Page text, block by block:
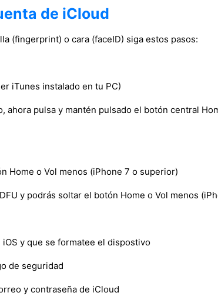
de iCloud
(fingerprint) o cara (faceID) siga estos pasos:
iTunes instalado en tu PC)
pulsa y mantén pulsado el botón central
Home o Vol menos (iPhone 7 o superior)
y podrás soltar el botón Home o Vol menos
y que se formatee el dispostivo
de seguridad
y contraseña de iCloud